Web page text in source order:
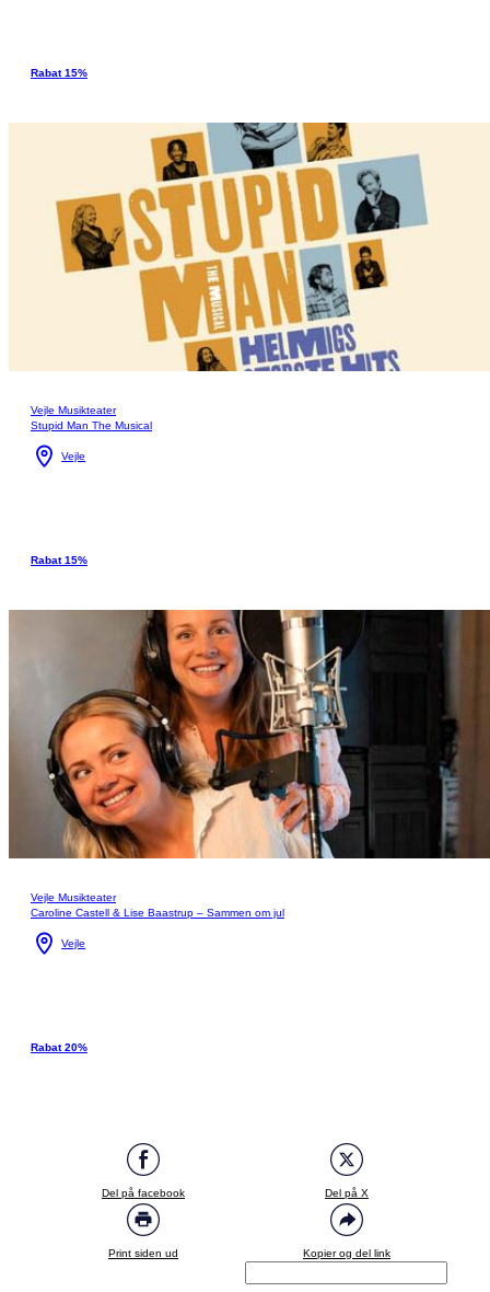
Rabat 15%
Vejle Musikteater
Stupid Man The Musical
Vejle
Rabat 15%
Vejle Musikteater
Caroline Castell & Lise Baastrup – Sammen om jul
Vejle
Rabat 20%
Del på facebook Del på X
Print siden ud Kopier og del link